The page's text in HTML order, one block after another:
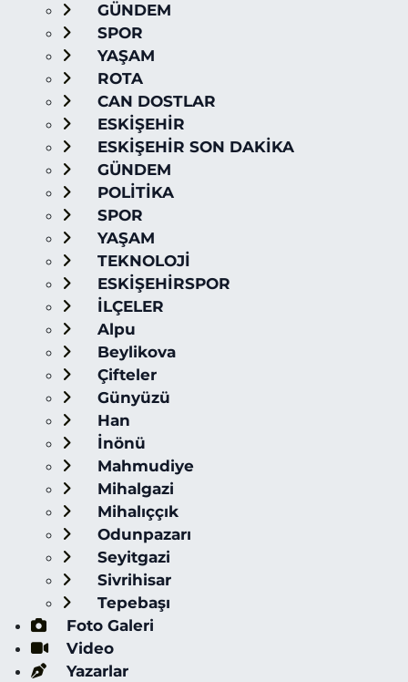
GÜNDEM
SPOR
YAŞAM
ROTA
CAN DOSTLAR
ESKİŞEHİR
ESKİŞEHİR SON DAKİKA
GÜNDEM
POLİTİKA
SPOR
YAŞAM
TEKNOLOJİ
ESKİŞEHİRSPOR
İLÇELER
Alpu
Beylikova
Çifteler
Günyüzü
Han
İnönü
Mahmudiye
Mihalgazi
Mihalıççık
Odunpazarı
Seyitgazi
Sivrihisar
Tepebaşı
Foto Galeri
Video
Yazarlar